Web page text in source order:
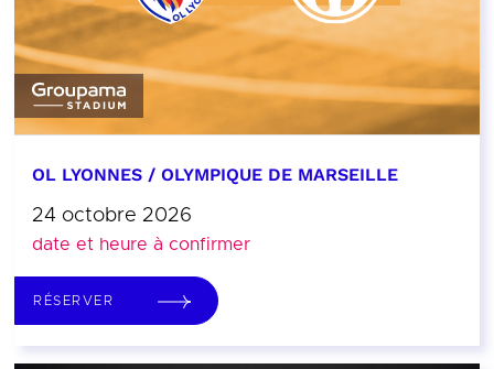
OL LYONNES / OLYMPIQUE DE MARSEILLE
24 octobre 2026
date et heure à confirmer
RÉSERVER